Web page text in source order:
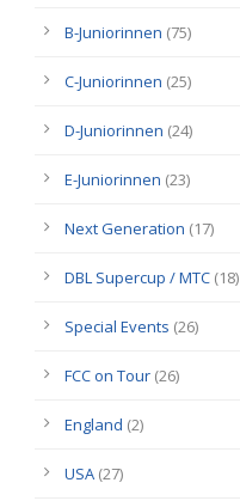
B-Juniorinnen (75)
C-Juniorinnen (25)
D-Juniorinnen (24)
E-Juniorinnen (23)
Next Generation (17)
DBL Supercup / MTC (18)
Special Events (26)
FCC on Tour (26)
England (2)
USA (27)